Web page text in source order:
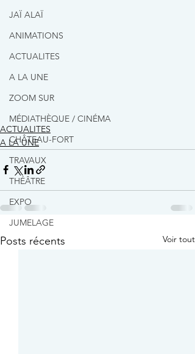
JAÏ ALAÏ
ANIMATIONS
ACTUALITES
A LA UNE
ZOOM SUR
MÉDIATHÈQUE / CINÉMA
CHÂTEAU-FORT
TRAVAUX
THÉÂTRE
EXPO
JUMELAGE
ACTUALITES
A LA UNE
Posts récents Voir tout